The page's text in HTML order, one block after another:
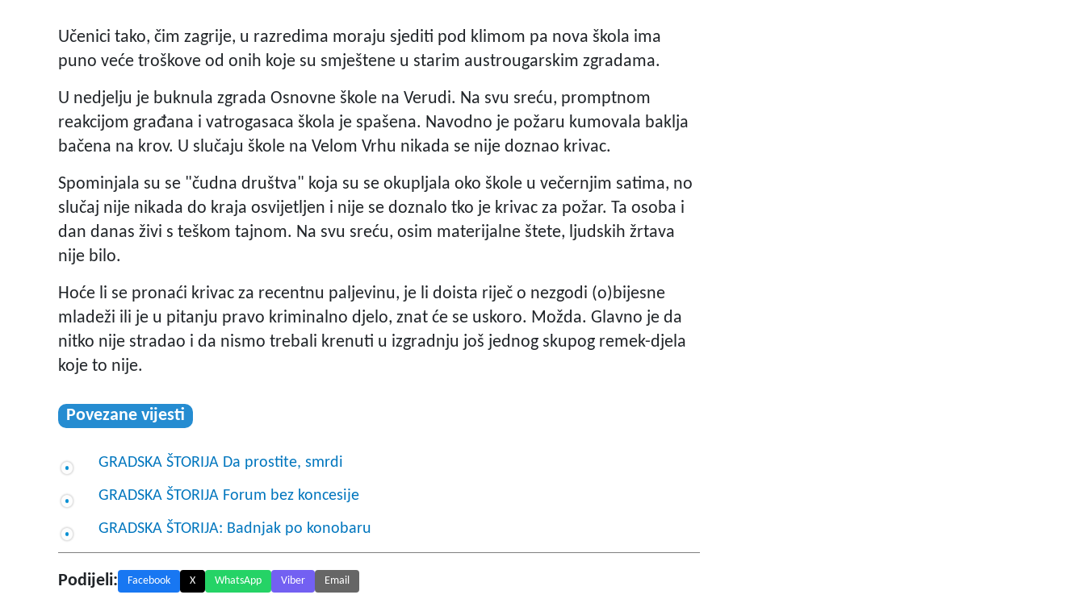
Učenici tako, čim zagrije, u razredima moraju sjediti pod klimom pa nova škola ima
puno veće troškove od onih koje su smještene u starim austrougarskim zgradama.
U nedjelju je buknula zgrada Osnovne škole na Verudi. Na svu sreću, promptnom
reakcijom građana i vatrogasaca škola je spašena. Navodno je požaru kumovala baklja
bačena na krov. U slučaju škole na Velom Vrhu nikada se nije doznao krivac.
Spominjala su se "čudna društva" koja su se okupljala oko škole u večernjim satima, no
slučaj nije nikada do kraja osvijetljen i nije se doznalo tko je krivac za požar. Ta osoba i
dan danas živi s teškom tajnom. Na svu sreću, osim materijalne štete, ljudskih žrtava
nije bilo.
Hoće li se pronaći krivac za recentnu paljevinu, je li doista riječ o nezgodi (o)bijesne
mladeži ili je u pitanju pravo kriminalno djelo, znat će se uskoro. Možda. Glavno je da
nitko nije stradao i da nismo trebali krenuti u izgradnju još jednog skupog remek-djela
koje to nije.
Povezane vijesti
GRADSKA ŠTORIJA Da prostite, smrdi
GRADSKA ŠTORIJA Forum bez koncesije
GRADSKA ŠTORIJA: Badnjak po konobaru
Podijeli: Facebook X WhatsApp Viber Email